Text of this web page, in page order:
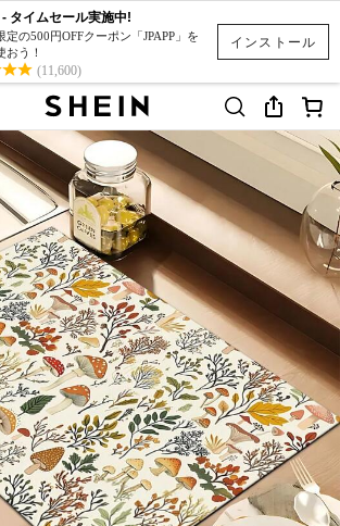
インストール
タイムセール実施中!
定の500円OFFクーポン「JPAPP」を
おう！
(11,600)